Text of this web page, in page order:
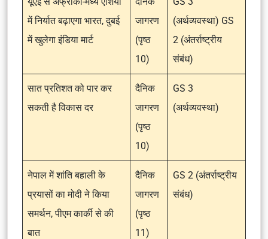
में निर्यात बढ़ाएगा भारत, दुबई
में खुलेगा इंडिया मार्ट
जागरण
(पृष्ठ
10)
(अर्थव्यवस्था) GS
2 (अंतर्राष्ट्रीय
संबंध)
सात प्रतिशत को पार कर
सकती है विकास दर
दैनिक
जागरण
(पृष्ठ
10)
GS 3
(अर्थव्यवस्था)
नेपाल में शांति बहाली के
प्रयासों का मोदी ने किया
समर्थन, पीएम कार्की से की
बात
दैनिक
जागरण
(पृष्ठ
11)
GS 2 (अंतर्राष्ट्रीय
संबंध)